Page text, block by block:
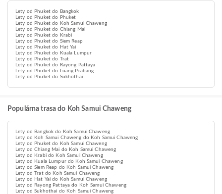
Lety od Phuket do Bangkok
Lety od Phuket do Phuket
Lety od Phuket do Koh Samui Chaweng
Lety od Phuket do Chiang Mai
Lety od Phuket do Krabi
Lety od Phuket do Siem Reap
Lety od Phuket do Hat Yai
Lety od Phuket do Kuala Lumpur
Lety od Phuket do Trat
Lety od Phuket do Rayong Pattaya
Lety od Phuket do Luang Prabang
Lety od Phuket do Sukhothai
Populárna trasa do Koh Samui Chaweng
Lety od Bangkok do Koh Samui Chaweng
Lety od Koh Samui Chaweng do Koh Samui Chaweng
Lety od Phuket do Koh Samui Chaweng
Lety od Chiang Mai do Koh Samui Chaweng
Lety od Krabi do Koh Samui Chaweng
Lety od Kuala Lumpur do Koh Samui Chaweng
Lety od Siem Reap do Koh Samui Chaweng
Lety od Trat do Koh Samui Chaweng
Lety od Hat Yai do Koh Samui Chaweng
Lety od Rayong Pattaya do Koh Samui Chaweng
Lety od Sukhothai do Koh Samui Chaweng